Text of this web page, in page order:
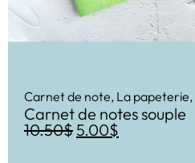
Carnet de note, La papeterie,
Carnet de notes souple
10.50$ 5.00$